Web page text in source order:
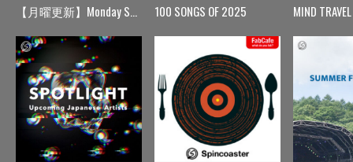
【月曜更新】Monday Spin 100 SONGS OF 2025 MIND TRAVEL